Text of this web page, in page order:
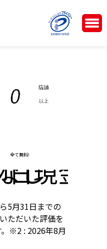
店舗
以上
0
全て無料!
し
日現金
5月31日までの
ただいた評価を
※2 : 2026年8月